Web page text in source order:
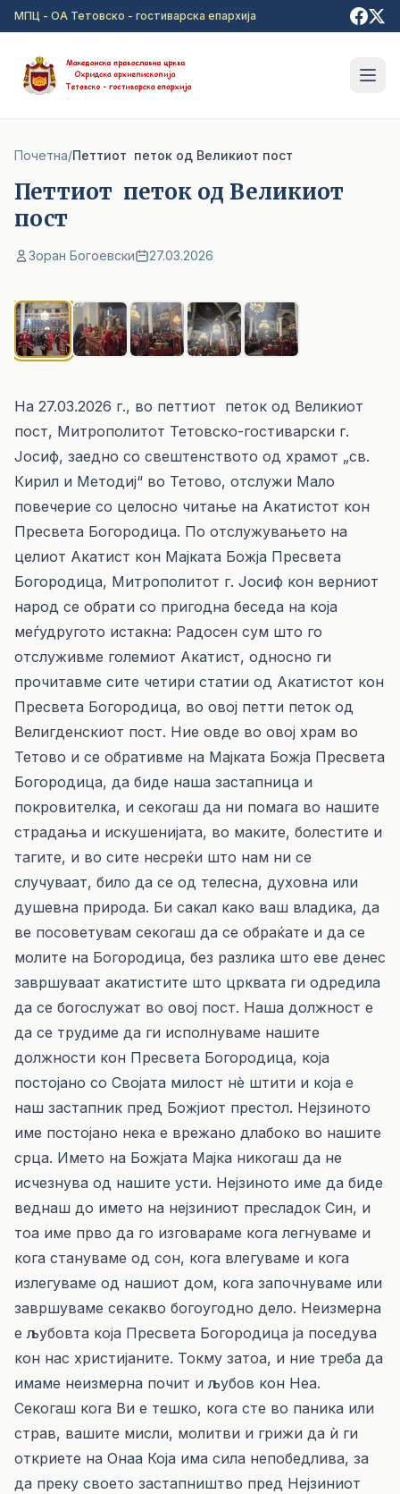
Прејди на главна содржина
МПЦ - ОА Тетовско - гостиварска епархија
Почетна/Петтиот петок од Великиот пост
Петтиот петок од Великиот
пост
Зоран Богоевски 27.03.2026
На 27.03.2026 г., во петтиот петок од Великиот
пост, Митрополитот Тетовско-гостиварски г.
Јосиф, заедно со свештенството од храмот „св.
Кирил и Методиј“ во Тетово, отслужи Мало
повечерие со целосно читање на Акатистот кон
Пресвета Богородица. По отслужувањето на
целиот Акатист кон Мајката Божја Пресвета
Богородица, Митрополитот г. Јосиф кон верниот
народ се обрати со пригодна беседа на која
меѓудругото истакна: Радосен сум што го
отслуживме големиот Акатист, односно ги
прочитавме сите четири статии од Акатистот кон
Пресвета Богородица, во овој петти петок од
Велигденскиот пост. Ние овде во овој храм во
Тетово и се обративме на Мајката Божја Пресвета
Богородица, да биде наша застапница и
покровителка, и секогаш да ни помага во нашите
страдања и искушенијата, во маките, болестите и
тагите, и во сите несреќи што нам ни се
случуваат, било да се од телесна, духовна или
душевна природа. Би сакал како ваш владика, да
ве посоветувам секогаш да се обраќате и да се
молите на Богородица, без разлика што еве денес
завршуваат акатистите што црквата ги одредила
да се богослужат во овој пост. Наша должност е
да се трудиме да ги исполнуваме нашите
должности кон Пресвета Богородица, која
постојано со Својата милост нè штити и која е
наш застапник пред Божјиот престол. Нејзиното
име постојано нека е врежано длабоко во нашите
срца. Името на Божјата Мајка никогаш да не
исчезнува од нашите усти. Нејзиното име да биде
веднаш до името на нејзиниот пресладок Син, и
тоа име прво да го изговараме кога легнуваме и
кога стануваме од сон, кога влегуваме и кога
излегуваме од нашиот дом, кога започнуваме или
завршуваме секакво богоугодно дело. Неизмерна
е љубовта која Пресвета Богородица ја поседува
кон нас христијаните. Токму затоа, и ние треба да
имаме неизмерна почит и љубов кон Неа.
Секогаш кога Ви е тешко, кога сте во паника или
страв, вашите мисли, молитви и грижи да ѝ ги
откриете на Онаа Која има сила непобедлива, за
да преку своето застапништво пред Нејзиниот